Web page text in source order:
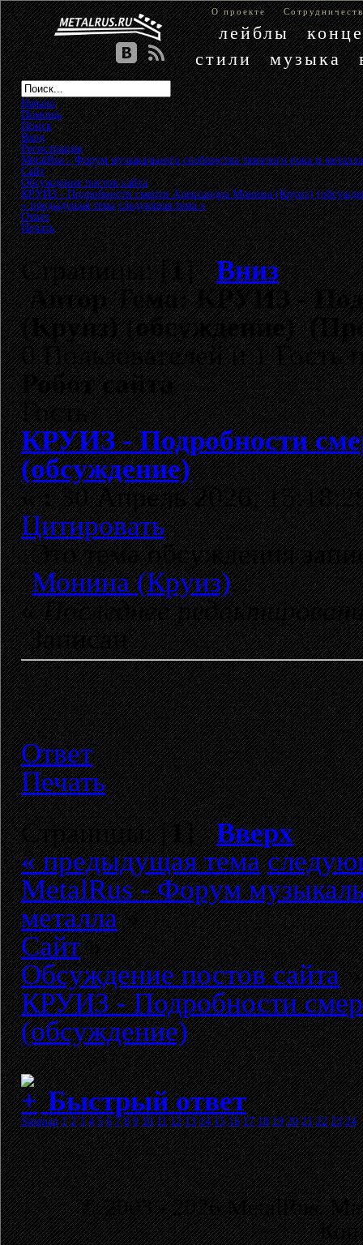
О проекте
лейблы
стили
музыка
Начало
Помощь
Поиск
Вход
Регистрация
MetalRus - Форум музыкального сообщества тяжелого рока и металла
Сайт»
Обсуждение постов сайта»
КРУИЗ - Подробности смерти Александра Монина (Круиз)
« предыдущая тема следующая тема »
Ответ
Печать
Страницы: [1]Вниз
АвторТема: КРУИЗ -
(Круиз) (обсуждение)
0 Пользователей и 1 Гость
Робот сайта
Гость
КРУИЗ - Подробности
(обсуждение)
«:30 Апрель 2026,
Цитировать
Это тема обсуждения
Монина (Круиз).
«Последнее
Записан
Ответ
Печать
Страницы: [1]Вверх
« предыдущая тема
MetalRus - Форум
металла»
Сайт»
Обсуждение постов сайта»
КРУИЗ - Подробности
(обсуждение)
Быстрый ответ
Sitemap 1 2 3 4 5 6 7 8 9 10 11 12 13 14 15 16 17 18 19 20 21 22 23 24
© 2003 - 2026 MetalRus.